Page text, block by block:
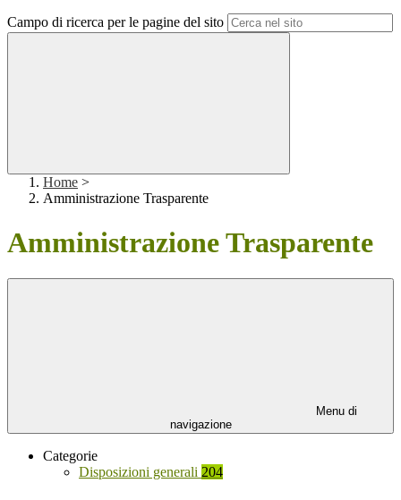
Campo di ricerca per le pagine del sito
Home >
Amministrazione Trasparente
Amministrazione Trasparente
Menu di
navigazione
Categorie
Disposizioni generali 204